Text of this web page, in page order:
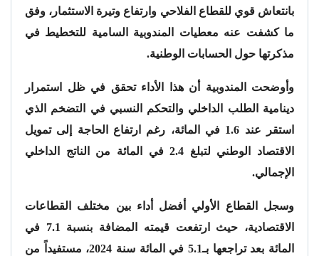
بانتعاش قوي للقطاع الفلاحي وارتفاع وتيرة الاستثمار، وفق
ما كشفت عنه معطيات المندوبية السامية للتخطيط في
مذكرتها حول الحسابات الوطنية.
وأوضحت المندوبية أن هذا الأداء تحقق في ظل استمرار
دينامية الطلب الداخلي والتحكم النسبي في التضخم الذي
استقر عند 1.6 في المائة، رغم ارتفاع الحاجة إلى تمويل
الاقتصاد الوطني لتبلغ 2.4 في المائة من الناتج الداخلي
الإجمالي.
وسجل القطاع الأولي أفضل أداء بين مختلف القطاعات
الاقتصادية، حيث ارتفعت قيمته المضافة بنسبة 7.1 في
المائة بعد تراجعها بـ5.1 في المائة سنة 2024، مستفيداً من